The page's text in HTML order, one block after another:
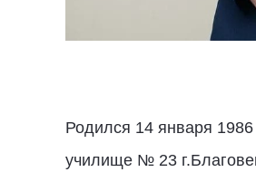
Родился 14 января
училище № 23